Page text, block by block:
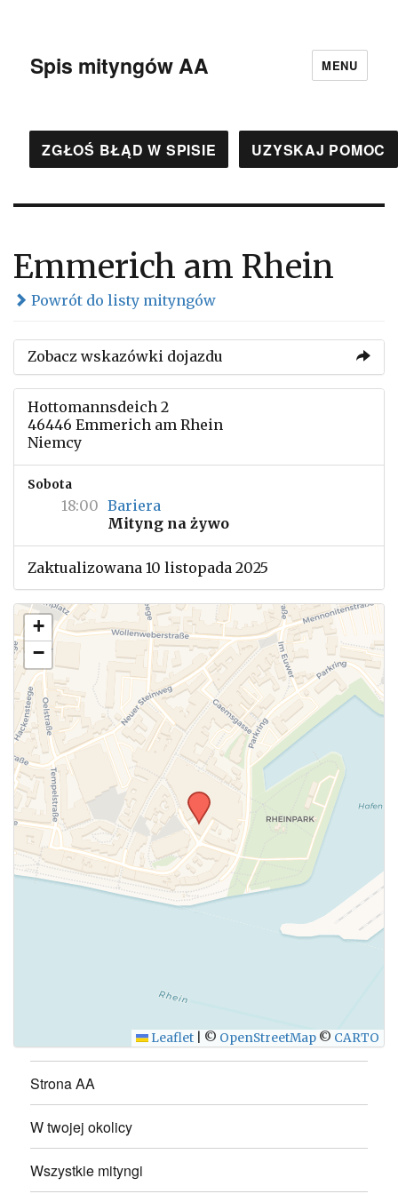
Spis mityngów AA MENU
ZGŁOŚ BŁĄD W SPISIE UZYSKAJ POMOC
Emmerich am Rhein
Powrót do listy mityngów
Zobacz wskazówki dojazdu
Hottomannsdeich 2
46446 Emmerich am Rhein
Niemcy
Sobota
18:00 Bariera
Mityng na żywo
Zaktualizowana 10 listopada 2025
+
−
Leaflet © OpenStreetMap © CARTO
Strona AA
W twojej okolicy
Wszystkie mityngi